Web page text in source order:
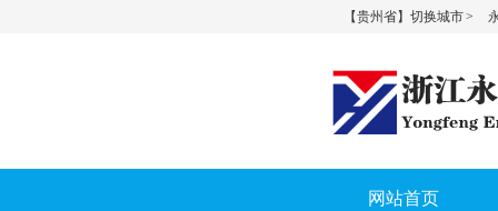
【贵州省】切换城市 >
网站首页